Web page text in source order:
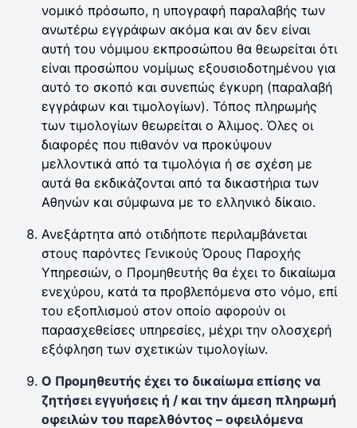
νομικό πρόσωπο, η υπογραφή παραλαβής των
ανωτέρω εγγράφων ακόμα και αν δεν είναι
αυτή του νόμιμου εκπροσώπου θα θεωρείται ότι
είναι προσώπου νομίμως εξουσιοδοτημένου για
αυτό το σκοπό και συνεπώς έγκυρη (παραλαβή
εγγράφων και τιμολογίων). Τόπος πληρωμής
των τιμολογίων θεωρείται ο Άλιμος. Όλες οι
διαφορές που πιθανόν να προκύψουν
μελλοντικά από τα τιμολόγια ή σε σχέση με
αυτά θα εκδικάζονται από τα δικαστήρια των
Αθηνών και σύμφωνα με το ελληνικό δίκαιο.
Ανεξάρτητα από οτιδήποτε περιλαμβάνεται
στους παρόντες Γενικούς Όρους Παροχής
Υπηρεσιών, ο Προμηθευτής θα έχει το δικαίωμα
ενεχύρου, κατά τα προβλεπόμενα στο νόμο, επί
του εξοπλισμού στον οποίο αφορούν οι
παρασχεθείσες υπηρεσίες, μέχρι την ολοσχερή
εξόφληση των σχετικών τιμολογίων.
Ο Προμηθευτής έχει το δικαίωμα επίσης να
ζητήσει εγγυήσεις ή / και την άμεση πληρωμή
οφειλών του παρελθόντος – οφειλόμενα